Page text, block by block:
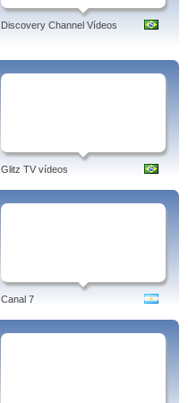
Discovery Channel Vídeos
Glitz TV vídeos
Canal 7